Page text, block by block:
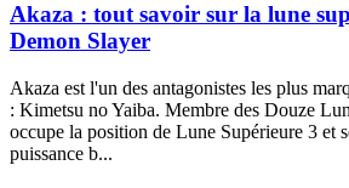
Akaza : tout savoir sur la lune
Demon Slayer
Akaza est l'un des antagonistes les plus
: Kimetsu no Yaiba. Membre des Douze
occupe la position de Lune Supérieure 3 et
puissance b...